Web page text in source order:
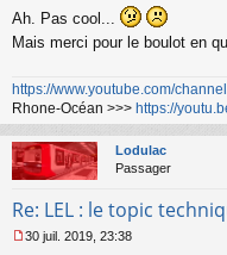
e
g
e
n
o
n
l
Ah. Pas cool...
Mais merci pour le boulot en
https://www.youtube.com/
Rhone-Océan >>> https://
Lodulac
Passager
Re: LEL : le topic
30 juil. 2019, 23:38